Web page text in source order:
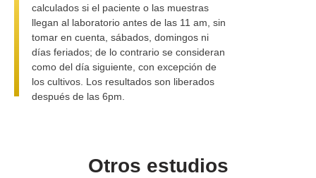
calculados si el paciente o las muestras
llegan al laboratorio antes de las 11 am, sin
tomar en cuenta, sábados, domingos ni
días feriados; de lo contrario se consideran
como del día siguiente, con excepción de
los cultivos. Los resultados son liberados
después de las 6pm.
Otros estudios